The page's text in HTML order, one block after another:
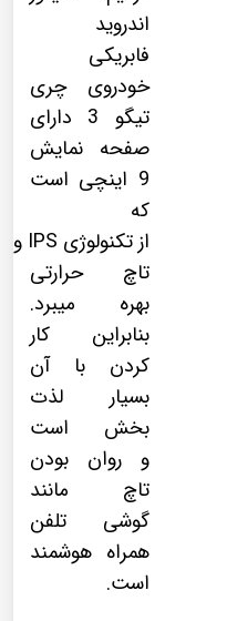
اندروید
فابریکی
خودروی چری
تیگو 3 دارای
صفحه نمایش
9 اینچی است
که
از تکنولوژی IPS و
تاچ حرارتی
بهره میبرد.
بنابراین کار
کردن با آن
بسیار لذت
بخش است
و روان بودن
تاچ مانند
گوشی تلفن
همراه هوشمند
است.